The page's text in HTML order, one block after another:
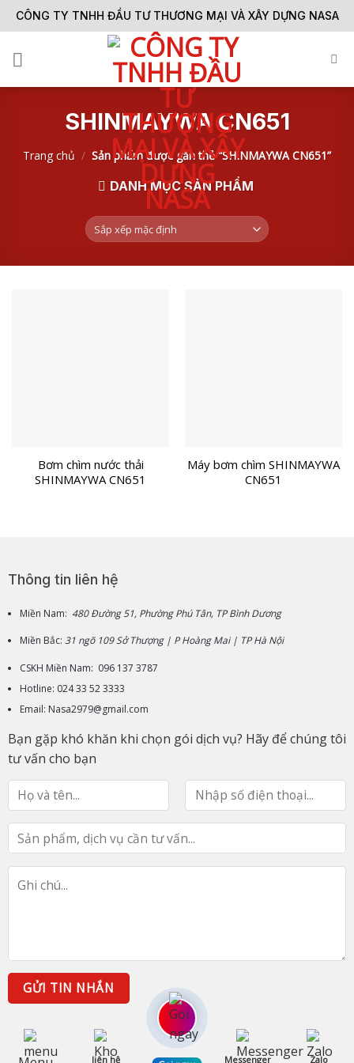
Skip
to
CÔNG TY TNHH ĐẦU TƯ THƯƠNG MẠI VÀ XÂY DỰNG NASA
SHINMAYWA CN651
Trang chủ / Sản phẩm được gắn thẻ “SHINMAYWA CN651”
DANH MỤC SẢN PHẨM
Bơm chìm nước thải
SHINMAYWA CN651
Máy bơm chìm SHINMAYWA
CN651
Thông tin liên hệ
Miền Nam: 480 Đường 51, Phường Phú Tân, TP Bình Dương
Miền Bắc: 31 ngõ 109 Sở Thượng | P Hoàng Mai | TP Hà Nội
CSKH Miền Nam: 096 137 3787
Hotline: 024 33 52 3333
Email: Nasa2979@gmail.com
Bạn gặp khó khăn khi chọn gói dịch vụ? Hãy để chúng tôi
tư vấn cho bạn
liên hệ Messenger Zalo